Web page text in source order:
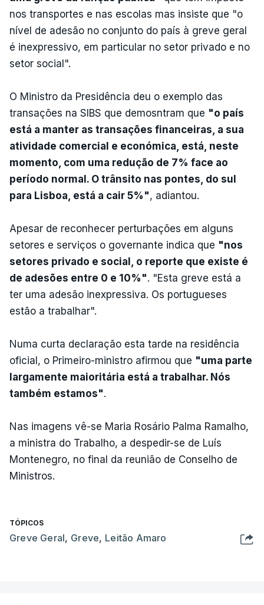
nos transportes e nas escolas mas insiste que "o
nível de adesão no conjunto do país à greve geral
é inexpressivo, em particular no setor privado e no
setor social".
O Ministro da Presidência deu o exemplo das
transações na SIBS que demosntram que "o país
está a manter as transações financeiras, a sua
atividade comercial e económica, está, neste
momento, com uma redução de 7% face ao
período normal. O trânsito nas pontes, do sul
para Lisboa, está a cair 5%", adiantou.
Apesar de reconhecer perturbações em alguns
setores e serviços o governante indica que "nos
setores privado e social, o reporte que existe é
de adesões entre 0 e 10%". "Esta greve está a
ter uma adesão inexpressiva. Os portugueses
estão a trabalhar".
Numa curta declaração esta tarde na residência
oficial, o Primeiro-ministro afirmou que "uma parte
largamente maioritária está a trabalhar. Nós
também estamos".
Nas imagens vê-se Maria Rosário Palma Ramalho,
a ministra do Trabalho, a despedir-se de Luís
Montenegro, no final da reunião de Conselho de
Ministros.
TÓPICOS
Greve Geral, Greve, Leitão Amaro